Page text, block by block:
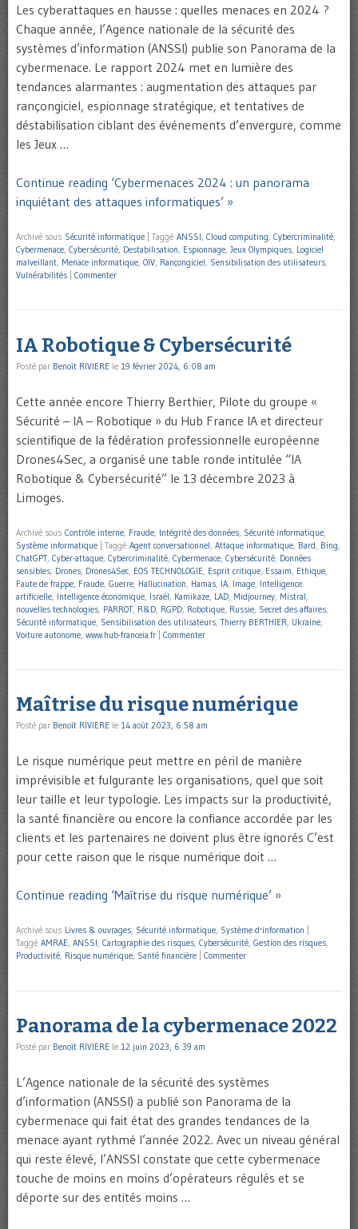
Les cyberattaques en hausse : quelles menaces en 2024 ?
Chaque année, l’Agence nationale de la sécurité des
systèmes d’information (ANSSI) publie son Panorama de la
cybermenace. Le rapport 2024 met en lumière des
tendances alarmantes : augmentation des attaques par
rançongiciel, espionnage stratégique, et tentatives de
déstabilisation ciblant des événements d’envergure, comme
les Jeux …
Continue reading ‘Cybermenaces 2024 : un panorama
inquiétant des attaques informatiques’ »
Archivé sous Sécurité informatique Taggé ANSSI, Cloud computing, Cybercriminalité,
Cybermenace, Cybersécurité, Destabilisation, Espionnage, Jeux Olympiques, Logiciel
malveillant, Menace informatique, OIV, Rançongiciel, Sensibilisation des utilisateurs,
Vulnérabilités
Commenter
IA Robotique & Cybersécurité
Posté par Benoît RIVIERE le 19 février 2024, 6:08 am
Cette année encore Thierry Berthier, Pilote du groupe «
Sécurité – IA – Robotique » du Hub France IA et directeur
scientifique de la fédération professionnelle européenne
Drones4Sec, a organisé une table ronde intitulée “IA
Robotique & Cybersécurité” le 13 décembre 2023 à
Limoges.
Archivé sous Contrôle interne Fraude Intégrité des données Sécurité informatique
Système informatique
Taggé Agent conversationnel Attaque informatique Bard Bing
ChatGPT Cyber-attaque Cybercriminalité Cybermenace Cybersécurité Données
sensibles Drones Drones4Sec EOS TECHNOLOGIE Esprit critique Essaim Ethique
Faute de frappe Fraude Guerre Hallucination Hamas IA Image Intelligence
artificielle Intelligence économique Israël Kamikaze LAD Midjourney Mistral
nouvelles technologies PARROT R&D RGPD Robotique Russie Secret des affaires
Sécurité informatique Sensibilisation des utilisateurs Thierry BERTHIER Ukraine
Voiture autonome www.hub-franceia.fr Commenter
Maîtrise du risque numérique
Posté par Benoît RIVIERE le 14 août 2023, 6:58 am
Le risque numérique peut mettre en péril de manière
imprévisible et fulgurante les organisations, quel que soit
leur taille et leur typologie. Les impacts sur la productivité,
la santé financière ou encore la confiance accordée par les
clients et les partenaires ne doivent plus être ignorés C’est
pour cette raison que le risque numérique doit …
Continue reading ‘Maîtrise du risque numérique’ »
Archivé sous Livres & ouvrages, Sécurité informatique, Système d'information
Taggé AMRAE, ANSSI, Cartographie des risques, Cybersécurité, Gestion des risques,
Productivité, Risque numérique, Santé financière Commenter
Panorama de la cybermenace 2022
Posté par Benoît RIVIERE le 12 juin 2023, 6:39 am
L’Agence nationale de la sécurité des systèmes
d’information (ANSSI) a publié son Panorama de la
cybermenace qui fait état des grandes tendances de la
menace ayant rythmé l’année 2022. Avec un niveau général
qui reste élevé, l’ANSSI constate que cette cybermenace
touche de moins en moins d’opérateurs régulés et se
déporte sur des entités moins …